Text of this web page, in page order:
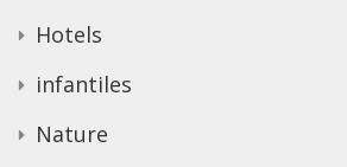
Hotels
infantiles
Nature